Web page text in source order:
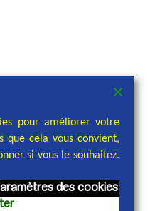
française,
pour améliorer votre
que cela vous convient,
si vous le souhaitez.
des cookies